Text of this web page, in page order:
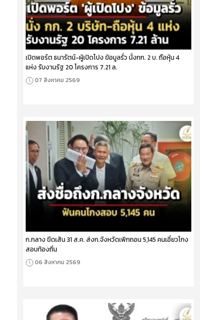
เปิดพอร์ต ธนารัตน์-ผู้เปิดโปง ข้อมูลรั่ว นั่งกก. 2 บ. ถือหุ้น 4
แห่ง รับงานรัฐ 20 โครงการ 7.21 ล.
07 สิงหาคม 2569
ก.กลาง ขีดเส้น 31 ส.ค. ส่งก.จังหวัดเพิกถอน 5,145 คนเอี่ยวโกง
สอบท้องถิ่น
06 สิงหาคม 2569